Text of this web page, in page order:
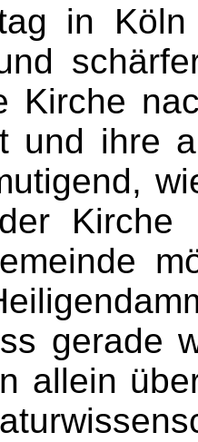
in
Kirche
und ihre
Kirche
gerade
allein